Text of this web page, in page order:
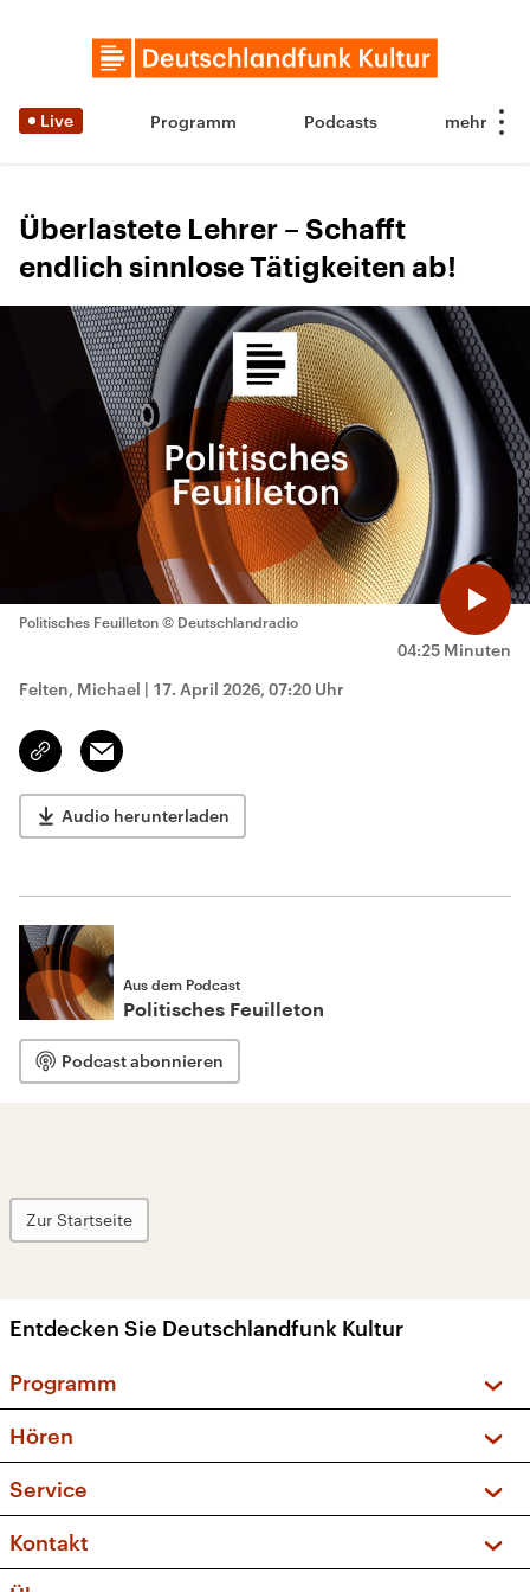
Live Programm Podcasts
Überlastete Lehrer – Schafft
endlich sinnlose Tätigkeiten ab!
04:25 Minuten
Politisches Feuilleton © Deutschlandradio
Felten, Michael | 17. April 2026, 07:20 Uhr
Link
kopieren/teilen
Email
Audio herunterladen
Aus dem Podcast
Politisches Feuilleton
Podcast abonnieren
Zur Startseite
Entdecken Sie Deutschlandfunk Kultur
Programm
Sendungen und Podcasts
Musikliste
Kakadu – Das Kinderprogramm
Hören
Frequenzen (UKW + DAB+)
Service
FAQ
Apps
Kontakt